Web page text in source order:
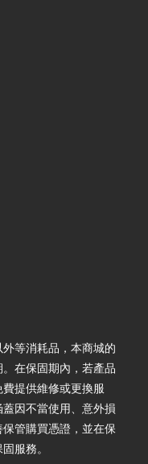
等消耗品，本商城的
在保固期內，若產品
提供維修或更換服
因不當使用、意外損
管購買憑證，並在保
服務。